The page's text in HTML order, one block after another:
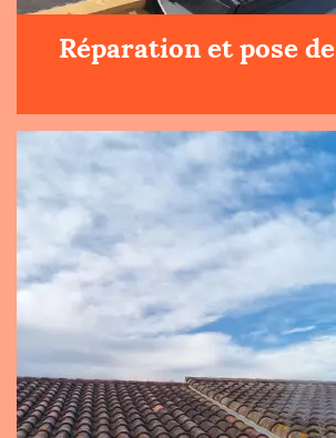
Réparation et pose